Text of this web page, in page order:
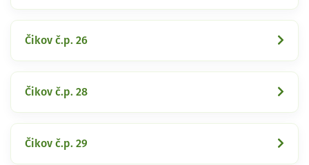
Čikov č.p. 26
Čikov č.p. 28
Čikov č.p. 29